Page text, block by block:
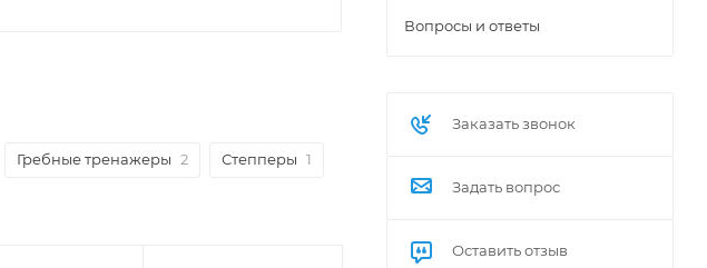
Гребные тренажеры 2 Степперы 1
Вопросы и ответы
Заказать звонок
Задать вопрос
Оставить отзыв